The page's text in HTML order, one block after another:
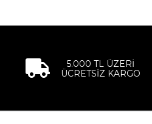
5.000 TL ÜZERİ
ÜCRETSİZ KARGO